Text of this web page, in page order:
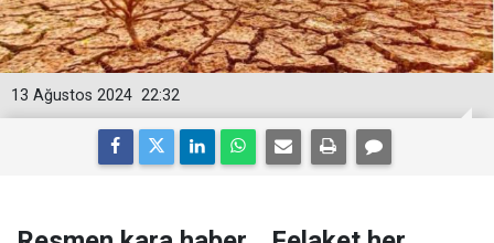
22:32
13 Ağustos 2024